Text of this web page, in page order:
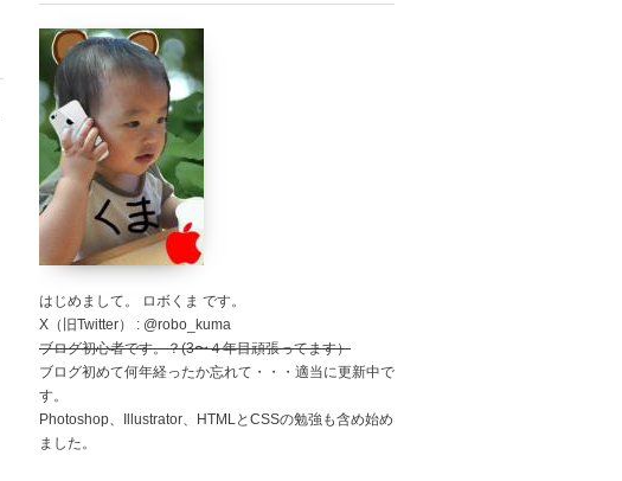
はじめまして。 ロボくま です。
X（旧Twitter） : @robo_kuma
ブログ初心者です。？(3〜４年目頑張ってます）
ブログ初めて何年経ったか忘れて・・・適当に更新中で
す。
Photoshop、Illustrator、HTMLとCSSの勉強も含め始め
ました。